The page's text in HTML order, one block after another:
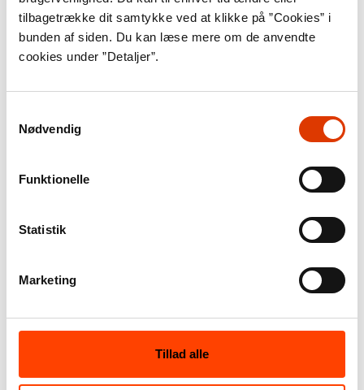
tilbagetrække dit samtykke ved at klikke på ”Cookies” i
bunden af siden. Du kan læse mere om de anvendte
cookies under ”Detaljer”.
Nødvendig
Funktionelle
Statistik
Marketing
Tillad alle
Læs mere om landmanden
Mathias Pedersen, der har valgt
at omlægge familiens
svineproduktion til produktion
af bønner.